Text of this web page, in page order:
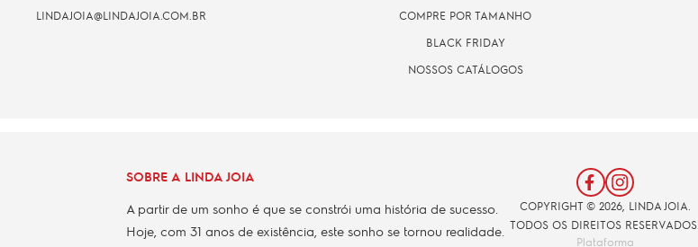
LINDAJOIA@LINDAJOIA.COM.BR
COMPRE POR TAMANHO
BLACK FRIDAY
NOSSOS CATÁLOGOS
SOBRE A LINDA JOIA
A partir de um sonho é que se constrói uma história de sucesso.
Hoje, com 31 anos de existência, este sonho se tornou realidade.
COPYRIGHT © 2026, LINDA JOIA.
TODOS OS DIREITOS RESERVADOS.
Plataforma